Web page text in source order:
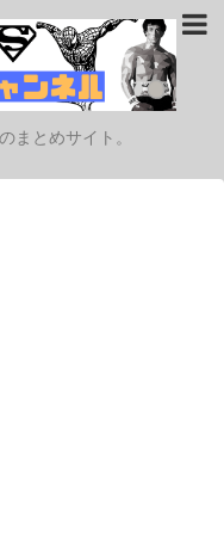
まとめサイト。